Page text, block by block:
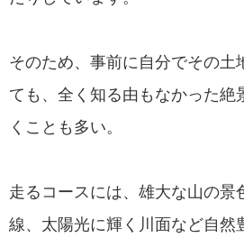
そのため、事前に自分でその土
ても、全く知る由もなかった絶
くことも多い。
走るコースには、雄大な山の景
線、太陽光に輝く川面など自然